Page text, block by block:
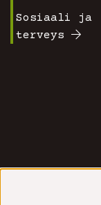
Sosiaali ja
terveys